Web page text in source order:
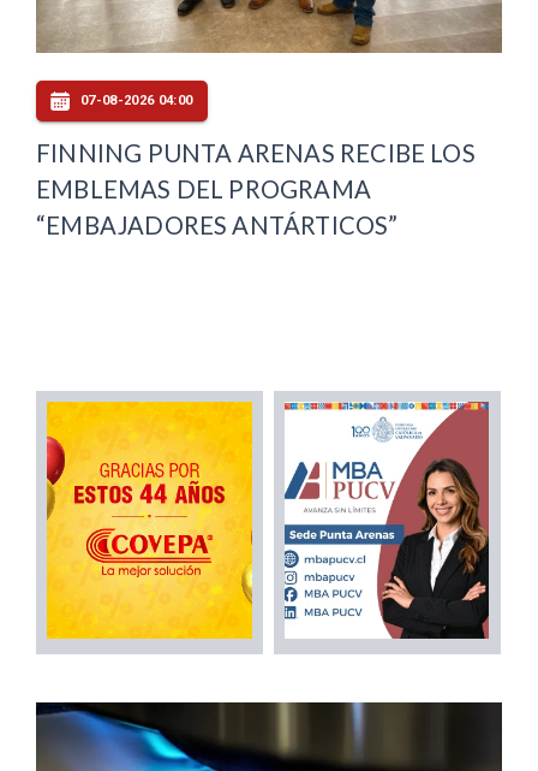
07-08-2026 04:00
FINNING PUNTA ARENAS RECIBE LOS
EMBLEMAS DEL PROGRAMA
“EMBAJADORES ANTÁRTICOS”